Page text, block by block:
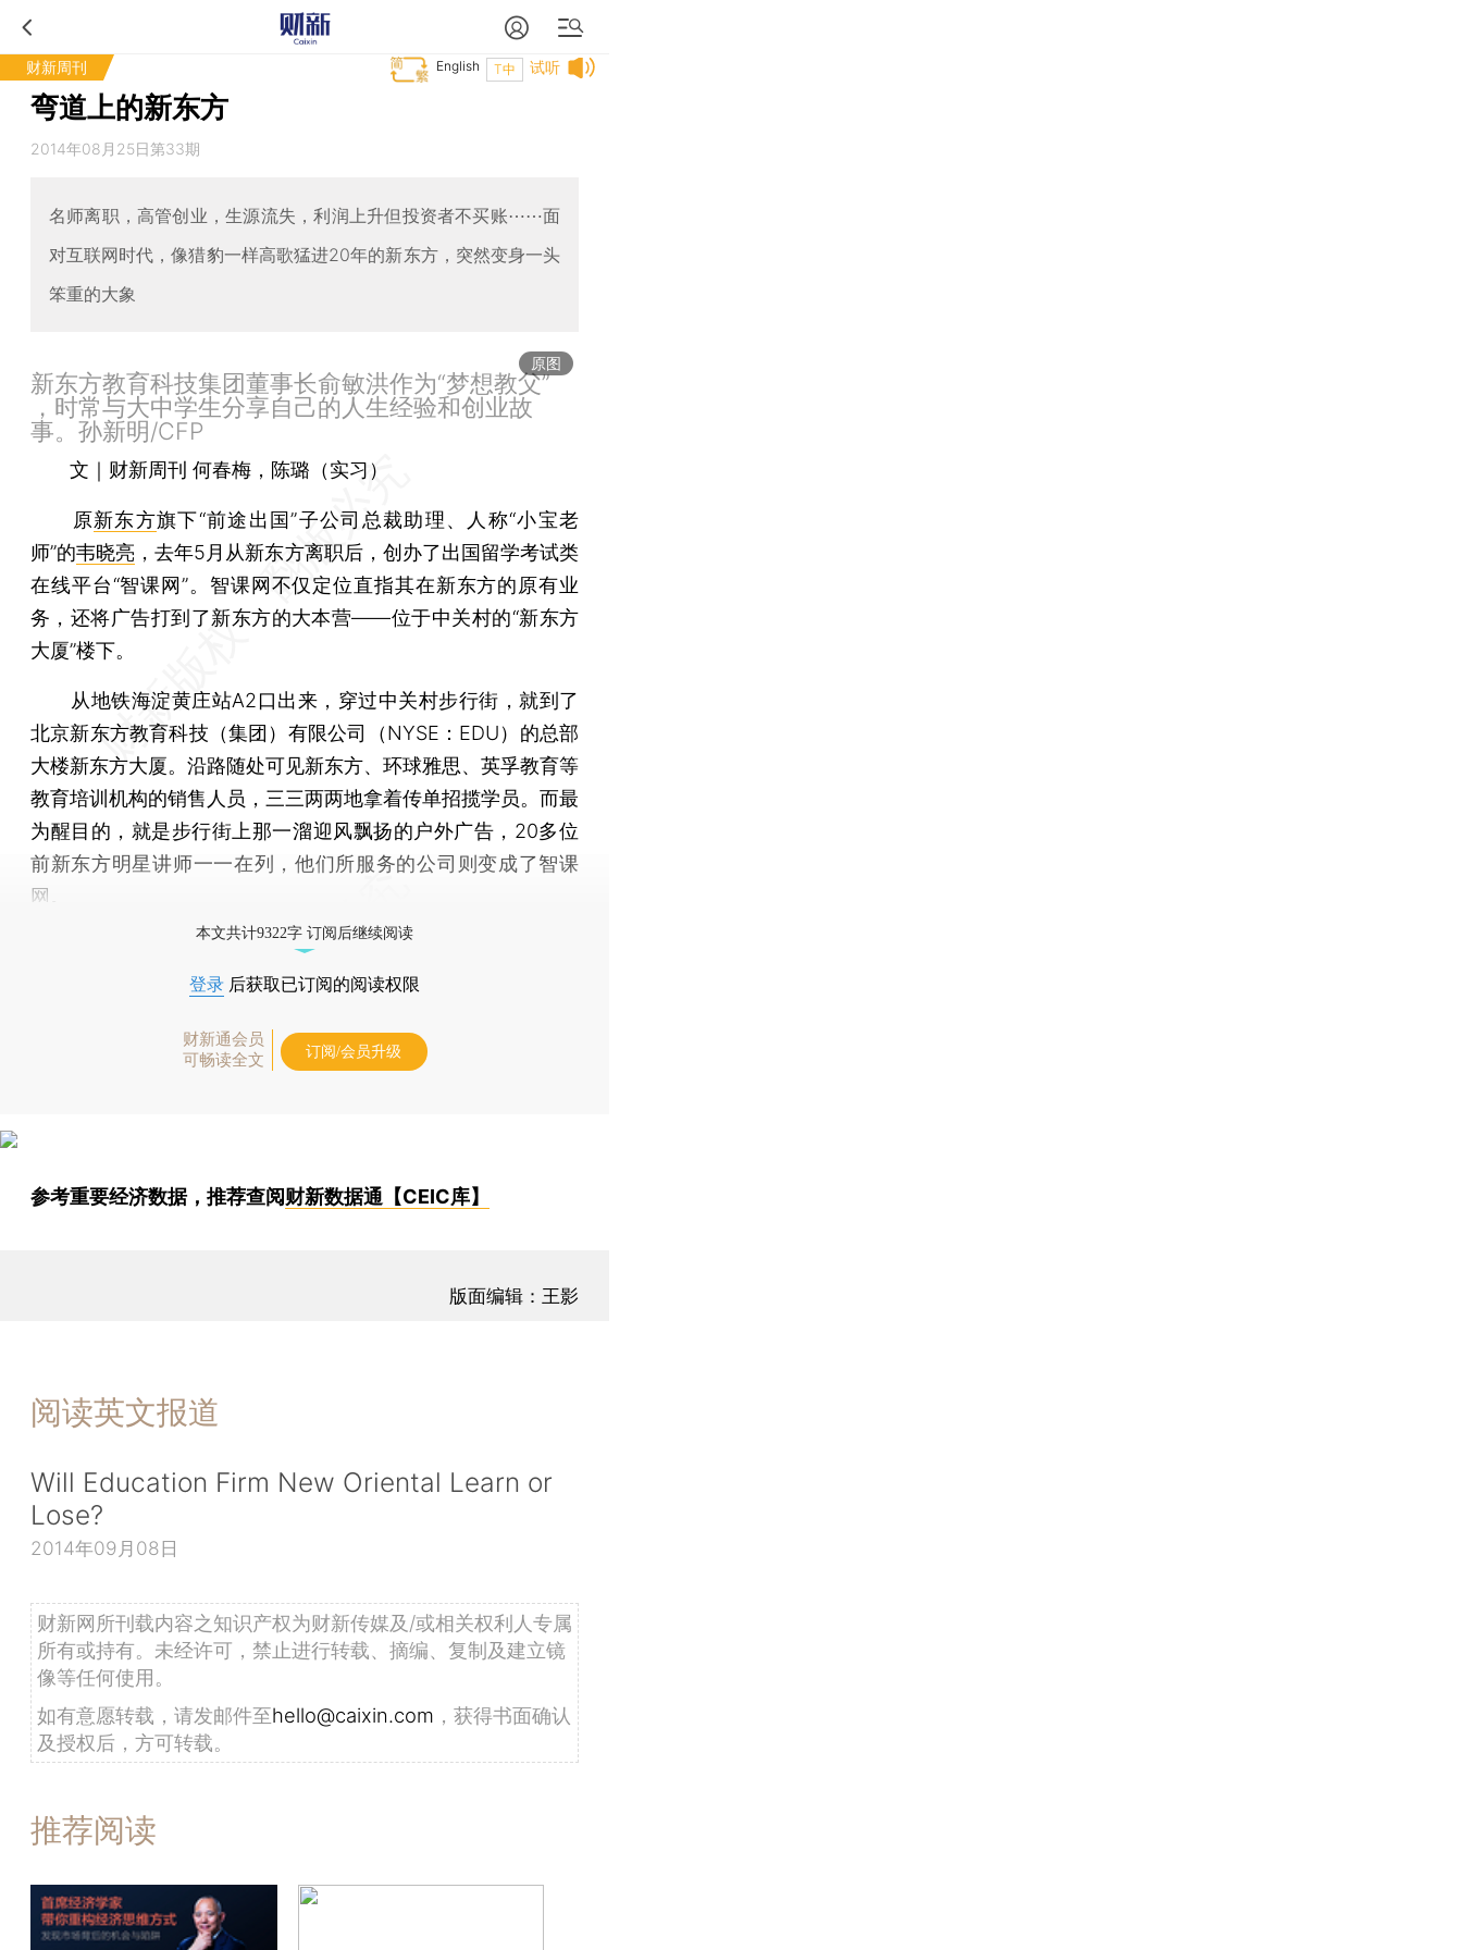
财新周刊 试听
T中
English
弯道上的新东方
2014年08月25日第33期
名师离职，高管创业，生源流失，利润上升但投资者不买账⋯⋯面
对互联网时代，像猎豹一样高歌猛进20年的新东方，突然变身一头
笨重的大象
原图
新东方教育科技集团董事长俞敏洪作为“梦想教父”
，时常与大中学生分享自己的人生经验和创业故
事。孙新明/CFP
文｜财新周刊 何春梅，陈璐（实习）
原新东方旗下“前途出国”子公司总裁助理、人称“小宝老
师”的韦晓亮 ，去年5月从新东方离职后，创办了出国留学考试类
在线平台“智课网”。智课网不仅定位直指其在新东方的原有业
务，还将广告打到了新东方的大本营——位于中关村的“新东方
大厦”楼下。
从地铁海淀黄庄站A2口出来，穿过中关村步行街，就到了
北京新东方教育科技（集团）有限公司（NYSE：EDU）的总部
大楼新东方大厦。沿路随处可见新东方、环球雅思、英孚教育等
教育培训机构的销售人员，三三两两地拿着传单招揽学员。而最
为醒目的，就是步行街上那一溜迎风飘扬的户外广告，20多位
前新东方明星讲师一一在列，他们所服务的公司则变成了智课
网。
本文共计9322字 订阅后继续阅读
登录 后获取已订阅的阅读权限
财新通会员
可畅读全文
订阅/会员升级
参考重要经济数据，推荐查阅财新数据通【CEIC库】
版面编辑：王影
阅读英文报道
Will Education Firm New Oriental Learn or
Lose?
2014年09月08日
财新网所刊载内容之知识产权为财新传媒及/或相关权利人专属
所有或持有。未经许可，禁止进行转载、摘编、复制及建立镜
像等任何使用。
如有意愿转载，请发邮件至hello@caixin.com ，获得书面确认
及授权后，方可转载。
推荐阅读